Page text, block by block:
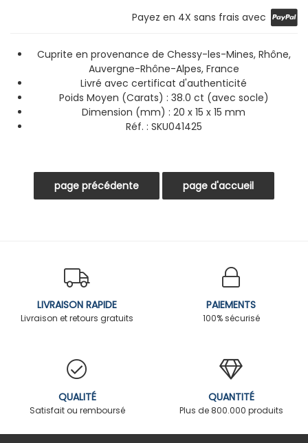
Payez en 4X sans frais avec
Cuprite en provenance de Chessy-les-Mines, Rhône,
Auvergne-Rhône-Alpes, France
Livré avec certificat d'authenticité
Poids Moyen (Carats) : 38.0 ct (avec socle)
Dimension (mm) : 20 x 15 x 15 mm
Réf. : SKU041425
LIVRAISON RAPIDE
Livraison et retours gratuits
PAIEMENTS
100% sécurisé
QUALITÉ
Satisfait ou remboursé
QUANTITÉ
Plus de 800.000 produits